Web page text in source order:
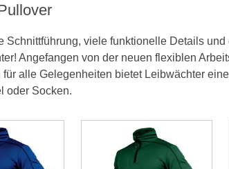
Schnittführung, viele funktionelle Details
Angefangen von der neuen flexiblen
für alle Gelegenheiten bietet Leibwächter
oder Socken.